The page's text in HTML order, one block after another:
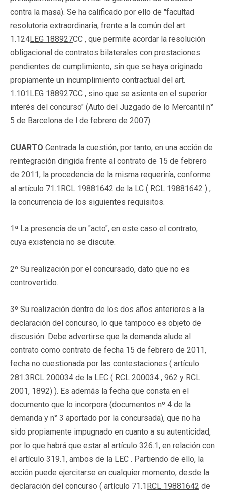
contra la masa). Se ha calificado por ello de "facultad
resolutoria extraordinaria, frente a la común del art.
1.124LEG 188927CC , que permite acordar la resolución
obligacional de contratos bilaterales con prestaciones
pendientes de cumplimiento, sin que se haya originado
propiamente un incumplimiento contractual del art.
1.101LEG 188927CC , sino que se asienta en el superior
interés del concurso" (Auto del Juzgado de lo Mercantil n°
5 de Barcelona de l de febrero de 2007).
CUARTO Centrada la cuestión, por tanto, en una acción de
reintegración dirigida frente al contrato de 15 de febrero
de 2011, la procedencia de la misma requeriría, conforme
al artículo 71.1RCL 19881642 de la LC ( RCL 19881642 ) ,
la concurrencia de los siguientes requisitos.
1ª La presencia de un "acto", en este caso el contrato,
cuya existencia no se discute.
2º Su realización por el concursado, dato que no es
controvertido.
3º Su realización dentro de los dos años anteriores a la
declaración del concurso, lo que tampoco es objeto de
discusión. Debe advertirse que la demanda alude al
contrato como contrato de fecha 15 de febrero de 2011,
fecha no cuestionada por las contestaciones ( artículo
281.3RCL 200034 de la LEC ( RCL 200034 , 962 y RCL
2001, 1892) ). Es además la fecha que consta en el
documento que lo incorpora (documentos nº 4 de la
demanda y n° 3 aportado por la concursada), que no ha
sido propiamente impugnado en cuanto a su autenticidad,
por lo que habrá que estar al artículo 326.1, en relación con
el artículo 319.1, ambos de la LEC . Partiendo de ello, la
acción puede ejercitarse en cualquier momento, desde la
declaración del concurso ( artículo 71.1RCL 19881642 de